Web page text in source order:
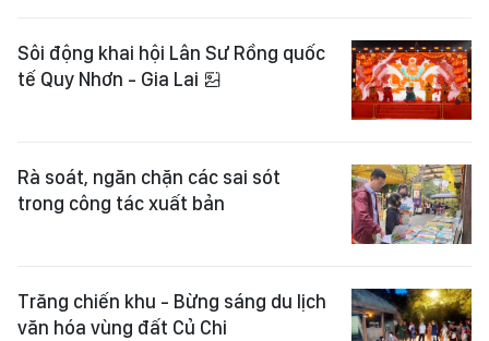
Sôi động khai hội Lân Sư Rồng quốc
tế Quy Nhơn - Gia Lai
Rà soát, ngăn chặn các sai sót
trong công tác xuất bản
Trăng chiến khu - Bừng sáng du lịch
văn hóa vùng đất Củ Chi